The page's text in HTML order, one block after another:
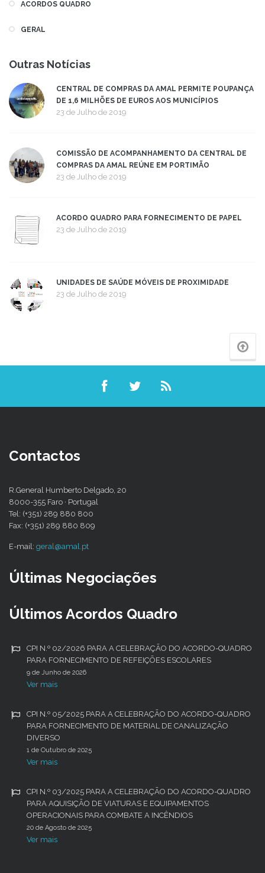
ACORDOS QUADRO
GERAL
Outras Notícias
CENTRAL DE COMPRAS DA AMAL PERMITE POUPANÇA
DE 1,6 MILHÕES DE EUROS AOS MUNICÍPIOS
23 de Julho de 2019
COMISSÃO DE ACOMPANHAMENTO DA CENTRAL DE
COMPRAS DA AMAL REÚNE EM PORTIMÃO
23 de Julho de 2019
ACORDO QUADRO PARA FORNECIMENTO DE PAPEL
23 de Julho de 2019
UNIDADES DE SAÚDE MÓVEIS DE PROXIMIDADE
23 de Julho de 2019
Contactos
R.General Humberto Delgado, 20
8000-355 Faro · Portugal
Tel: (+351) 289 880 800
Fax: (+351) 289 880 809
E-mail: geral@amal.pt
Últimas Negociações
Últimos Acordos Quadro
CPI N.º 02/2026 PARA A CELEBRAÇÃO DO ACORDO-QUADRO
PARA FORNECIMENTO DE REFEIÇÕES ESCOLARES
9 de Junho de 2026
Ver mais
CPI N.º 05/2025 PARA A CELEBRAÇÃO DO ACORDO-QUADRO
PARA FORNECIMENTO DE MATERIAL DE CANALIZAÇÃO
DIVERSO
1 de Outubro de 2025
Ver mais
CPI N.º 03/2025 PARA A CELEBRAÇÃO DO ACORDO-QUADRO
PARA AQUISIÇÃO DE VIATURAS E EQUIPAMENTOS
OPERACIONAIS PARA COMBATE A INCÊNDIOS
20 de Agosto de 2025
Ver mais